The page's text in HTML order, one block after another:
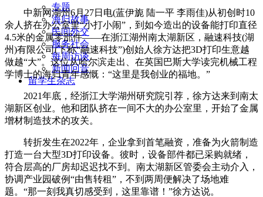
专题
海归故事
民间外交
服务社会
每周访谈
新闻回音
留学生杂志
中新网湖州6月27日电(蓝伊旎 陆一平 李雨佳)从初创时10
余人挤在办公室里“小打小闹”，到如今造出的设备能打印直径
4.5米的金属零部件——在浙江湖州南太湖新区，融速科技(湖
州)有限公司(下称“融速科技”)创始人徐方达把3D打印生意越
做越“大”。这位从哈尔滨走出、在英国巴斯大学读完机械工程
学博士的海归青年感慨：“这里是我创业的福地。”
2021年底，经浙江大学湖州研究院引荐，徐方达来到南太
湖新区创业。他和团队挤在一间不大的办公室里，开始了金属
增材制造技术的攻关。
转折发生在2022年，企业拿到首笔融资，准备为火箭制造
打造一台大型3D打印设备。彼时，设备部件都已采购就绪，
符合层高的厂房却迟迟找不到。南太湖新区管委会主动介入，
协调产业园破例“由售转租”，不到两周便解决了场地难
题。“那一刻我真切感受到，这里靠谱！”徐方达说。